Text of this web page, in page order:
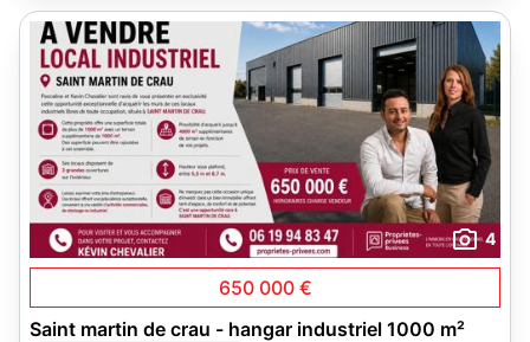
4
650 000 €
Saint martin de crau - hangar industriel 1000 m²